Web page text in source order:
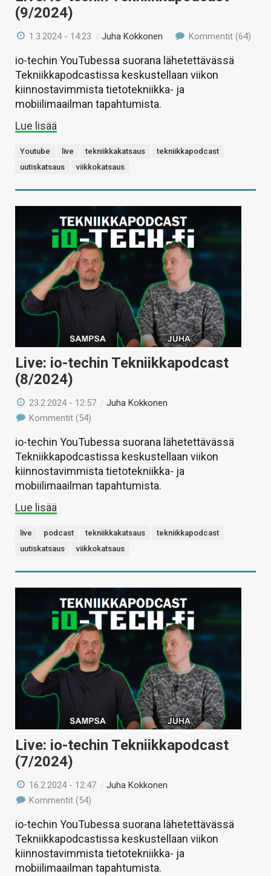
(9/2024)
1.3.2024 - 14:23 /Juha Kokkonen Kommentit (64)
io-techin YouTubessa suorana lähetettävässä
Tekniikkapodcastissa keskustellaan viikon
kiinnostavimmista tietotekniikka- ja
mobiilimaailman tapahtumista.
Lue lisää
Youtube live tekniikkakatsaus
tekniikkapodcast
uutiskatsaus
viikkokatsaus
Live: io-techin Tekniikkapodcast
(8/2024)
23.2.2024 - 12:57 /Juha Kokkonen
Kommentit (54)
io-techin YouTubessa suorana lähetettävässä
Tekniikkapodcastissa keskustellaan viikon
kiinnostavimmista tietotekniikka- ja
mobiilimaailman tapahtumista.
Lue lisää
live podcast tekniikkakatsaus
tekniikkapodcast
uutiskatsaus
viikkokatsaus
Live: io-techin Tekniikkapodcast
(7/2024)
16.2.2024 - 12:47 /Juha Kokkonen
Kommentit (54)
io-techin YouTubessa suorana lähetettävässä
Tekniikkapodcastissa keskustellaan viikon
kiinnostavimmista tietotekniikka- ja
mobiilimaailman tapahtumista.